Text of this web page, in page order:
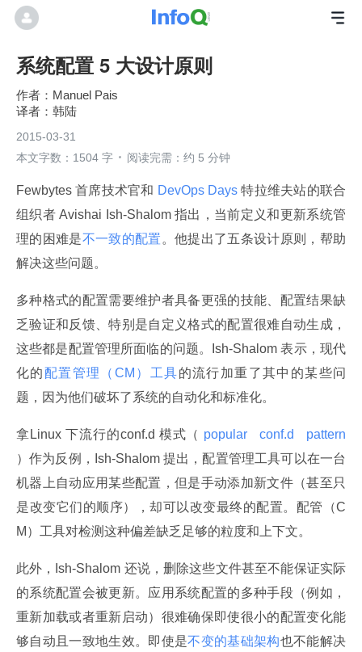
系统配置 5 大设计原则
Manuel Pais
韩陆
2015-03-31
本文字数：1504 字
阅读完需：约 5 分钟
Fewbytes 首席技术官和 DevOps Days 特拉维夫站的联合
组织者 Avishai Ish-Shalom 指出，当前定义和更新系统管
理的困难是不一致的配置 。他提出了五条设计原则，帮助
解决这些问题。
多种格式的配置需要维护者具备更强的技能、配置结果缺
乏验证和反馈、特别是自定义格式的配置很难自动生成，
这些都是配置管理所面临的问题。Ish-Shalom 表示，现代
化的 配置管理（CM）工具的流行加重了其中的某些问
题，因为他们破坏了系统的自动化和标准化。
拿Linux 下流行的conf.d 模式（ popular conf.d
）作为反例，Ish-Shalom 提出，配置管理工具可以在一台
机器上自动应用某些配置，但是手动添加新文件（甚至只
是改变它们的顺序），却可以改变最终的配置。配管（C
M）工具对检测这种偏差缺乏足够的粒度和上下文。
此外，Ish-Shalom 还说，删除这些文件甚至不能保证实际
的系统配置会被更新。应用系统配置的多种手段（例如，
重新加载或者重新启动）很难确保即使很小的配置变化能
够自动且一致地生效。即使是不变的基础架构也不能解决